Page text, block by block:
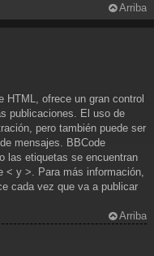
Arriba
HTML, ofrece un gran control
publicaciones. El uso de
pero también puede ser
mensajes. BBCode
las etiquetas se encuentran
< y >. Para más información,
cada vez que va a publicar
Arriba